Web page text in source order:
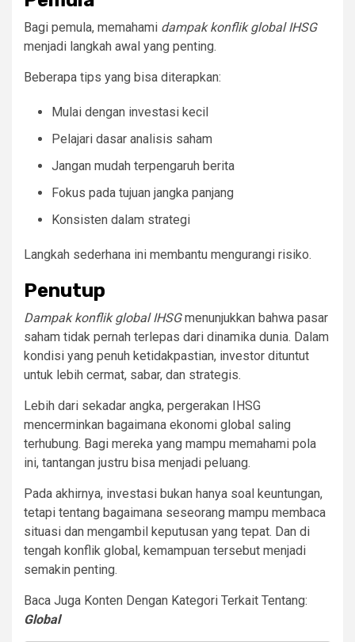
Bagi pemula, memahami dampak konflik global IHSG
menjadi langkah awal yang penting.
Beberapa tips yang bisa diterapkan:
Mulai dengan investasi kecil
Pelajari dasar analisis saham
Jangan mudah terpengaruh berita
Fokus pada tujuan jangka panjang
Konsisten dalam strategi
Langkah sederhana ini membantu mengurangi risiko.
Penutup
Dampak konflik global IHSGmenunjukkan bahwa pasar
saham tidak pernah terlepas dari dinamika dunia. Dalam
kondisi yang penuh ketidakpastian, investor dituntut
untuk lebih cermat, sabar, dan strategis.
Lebih dari sekadar angka, pergerakan IHSG
mencerminkan bagaimana ekonomi global saling
terhubung. Bagi mereka yang mampu memahami pola
ini, tantangan justru bisa menjadi peluang.
Pada akhirnya, investasi bukan hanya soal keuntungan,
tetapi tentang bagaimana seseorang mampu membaca
situasi dan mengambil keputusan yang tepat. Dan di
tengah konflik global, kemampuan tersebut menjadi
semakin penting.
Baca Juga Konten Dengan Kategori Terkait Tentang:
Global